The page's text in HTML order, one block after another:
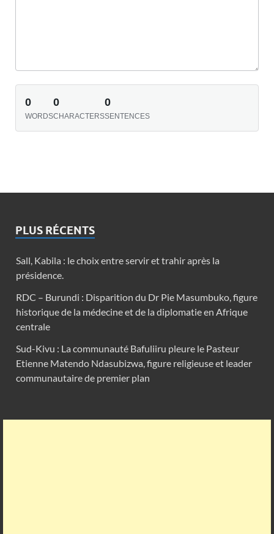
0
WORDS
0
CHARACTERS
0
SENTENCES
PLUS RÉCENTS
Sall, Kabila : le choix entre servir et trahir après la
présidence.
RDC – Burundi : Disparition du Dr Pie Masumbuko, figure
historique de la médecine et de la diplomatie en Afrique
centrale
Sud-Kivu : La communauté Bafuliiru pleure le Pasteur
Etienne Matendo Ndasubizwa, figure religieuse et leader
communautaire de premier plan